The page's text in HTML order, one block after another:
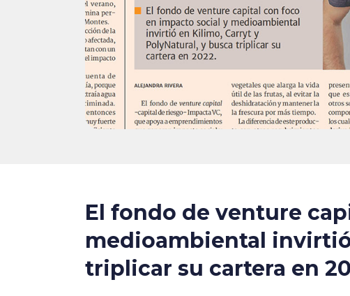
El fondo de venture
medioambiental
triplicar su cartera en